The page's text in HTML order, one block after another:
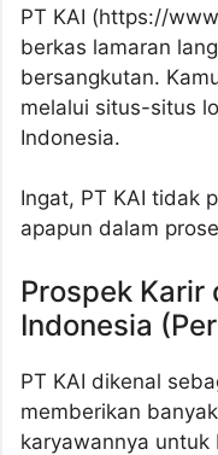
PT KAI (https://
berkas lamaran
bersangkutan.
melalui situs-situs
Indonesia.
Ingat, PT KAI tidak
apapun dalam
Prospek Karir
Indonesia
PT KAI dikenal
memberikan
karyawannya untuk